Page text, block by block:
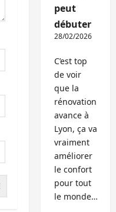
peut
débuter
28/02/2026
C’est top
de voir
que la
rénovation
avance à
Lyon, ça va
vraiment
améliorer
le confort
pour tout
le monde…